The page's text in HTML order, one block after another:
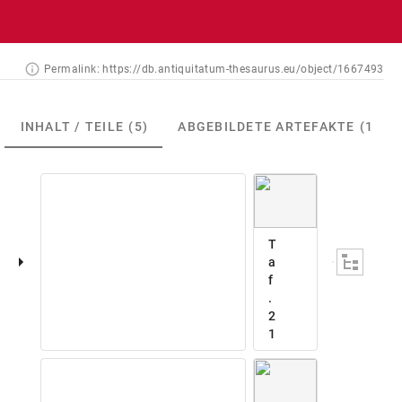
Permalink: https://db.antiquitatum-thesaurus.eu/object/1667493
INHALT / TEILE (5) ABGEBILDETE ARTEFAKTE (1)
T
a
f
.
2
1